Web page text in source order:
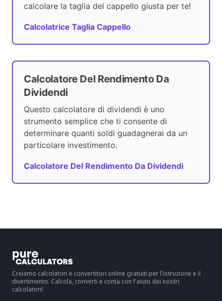
calcolare la taglia del cappello giusta per te!
Calcolatrice Taglia Cappello
Calcolatore Del Rendimento Da
Dividendi
Questo calcolatore di dividendi è uno
strumento semplice che ti consente di
determinare quanti soldi guadagnerai da un
particolare investimento.
Calcolatore Del Rendimento Da Dividendi
Creiamo calcolatori e convertitori online gratuiti per l'istruzione e il
divertimento. Calcola, converti e conta con l'aiuto dei nostri
calcolatori!